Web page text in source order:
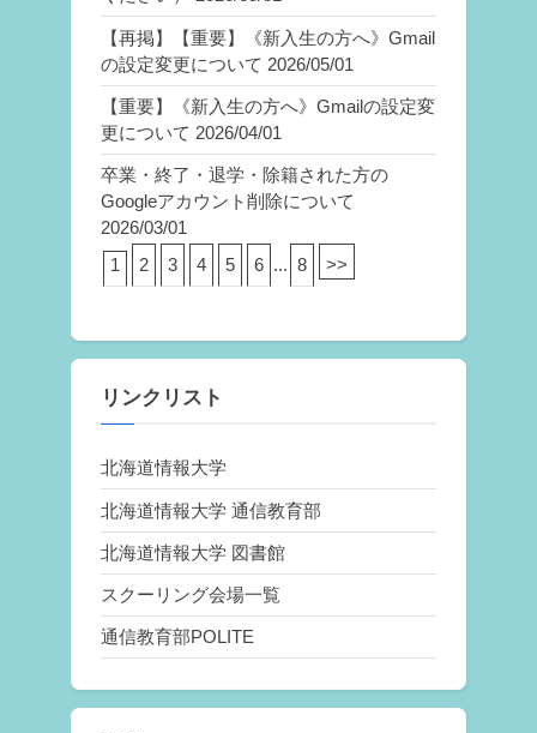
【再掲】【重要】《新入生の方へ》Gmail
の設定変更について 2026/05/01
【重要】《新入生の方へ》Gmailの設定変
更について 2026/04/01
卒業・終了・退学・除籍された方の
Googleアカウント削除について
2026/03/01
1
2 3 4 5 6 ... 8 >>
リンクリスト
北海道情報大学
北海道情報大学 通信教育部
北海道情報大学 図書館
スクーリング会場一覧
通信教育部POLITE